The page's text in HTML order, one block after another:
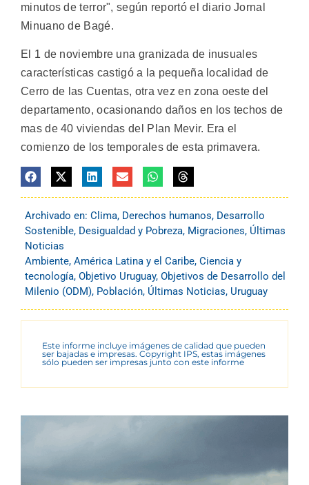
minutos de terror", según reportó el diario Jornal
Minuano de Bagé.
El 1 de noviembre una granizada de inusuales
características castigó a la pequeña localidad de
Cerro de las Cuentas, otra vez en zona oeste del
departamento, ocasionando daños en los techos de
mas de 40 viviendas del Plan Mevir. Era el
comienzo de los temporales de esta primavera.
Archivado en: Clima, Derechos humanos, Desarrollo
Sostenible, Desigualdad y Pobreza, Migraciones, Últimas
Noticias
Ambiente, América Latina y el Caribe, Ciencia y
tecnología, Objetivo Uruguay, Objetivos de Desarrollo del
Milenio (ODM), Población, Últimas Noticias, Uruguay
Este informe incluye imágenes de calidad que pueden
ser bajadas e impresas. Copyright IPS, estas imágenes
sólo pueden ser impresas junto con este informe